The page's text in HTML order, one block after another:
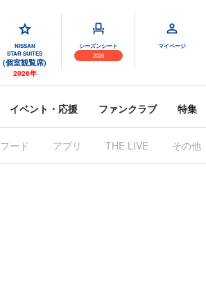
NISSAN
STAR SUITES
(個室観覧席)
2026年
シーズンシート
2026
マイページ
イベント・応援 ファンクラブ 特集
フード アプリ THE LIVE その他